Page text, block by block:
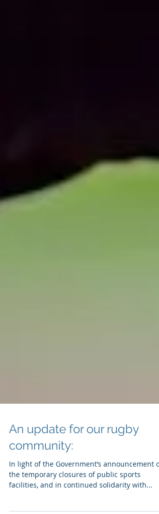
An update for our rugby
community:
In light of the Government’s announcement of